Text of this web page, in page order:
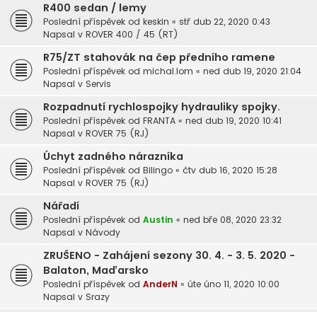
R400 sedan / lemy
Poslední příspěvek od keskin « stř dub 22, 2020 0:43
Napsal v ROVER 400 / 45 (RT)
R75/ZT stahovák na čep předního ramene
Poslední příspěvek od michal.lom « ned dub 19, 2020 21:04
Napsal v Servis
Rozpadnutí rychlospojky hydrauliky spojky.
Poslední příspěvek od FRANTA « ned dub 19, 2020 10:41
Napsal v ROVER 75 (RJ)
Úchyt zadného nárazníka
Poslední příspěvek od Bilingo « čtv dub 16, 2020 15:28
Napsal v ROVER 75 (RJ)
Nářadí
Poslední příspěvek od Austin « ned bře 08, 2020 23:32
Napsal v Návody
ZRUŠENO - Zahájení sezony 30. 4. - 3. 5. 2020 -
Balaton, Maďarsko
Poslední příspěvek od AnderN « úte úno 11, 2020 10:00
Napsal v Srazy